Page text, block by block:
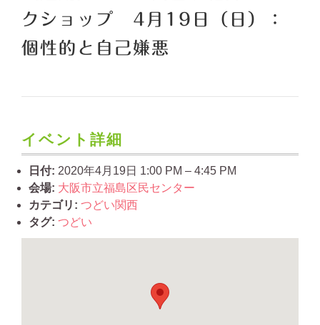
クショップ 4月19日（日）：
個性的と自己嫌悪
イベント詳細
日付: 2020年4月19日 1:00 PM –4:45 PM
会場: 大阪市立福島区民センター
カテゴリ: つどい関西
タグ: つどい